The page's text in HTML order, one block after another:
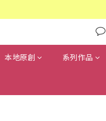
本地原創 系列作品